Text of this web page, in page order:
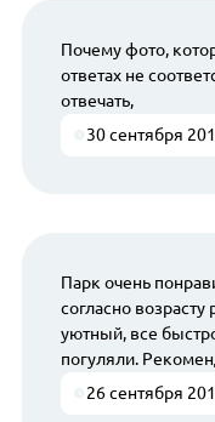
Почему фото,
ответах не
отвечать,
30 сентября
Парк очень
согласно
уютный, все
погуляли.
26 сентября